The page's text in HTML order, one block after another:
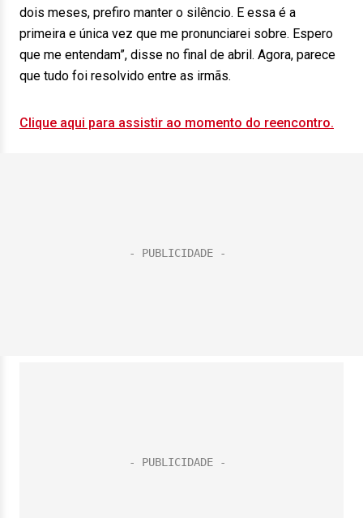
dois meses, prefiro manter o silêncio. E essa é a
primeira e única vez que me pronunciarei sobre. Espero
que me entendam”, disse no final de abril. Agora, parece
que tudo foi resolvido entre as irmãs.
Clique aqui para assistir ao momento do reencontro.